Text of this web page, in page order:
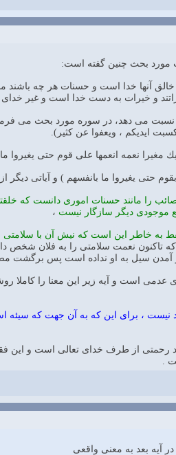
مورد بحث چنين گفته است:
آنها خدا است و حسنات هر چه باشند
و خيرات به دست خدا است و غير
نسبت مى دهد، در سوره مورد بحث
ايديكم ، ويعفوا عن كثير).
مغيرا نعمه انعمها على قوم حتى يغيروا
حتى يغيروا ما بانفسهم ) و آياتى ديگر
مصائب را مانند حسنات امورى دانست كه
موجودى ديگر سازگار نيست ،
خاطر اين است كه نيش آن با سلامتى و
نعمت سلامتى را به فلان شخص
از آمدن سيل به او نداده است پس
عدمى است و آيه زير اين معنا را كاملا
نيست ، براى اين كه به آن جهت كه
رحمتى از طرف خداى تعالى است و
.